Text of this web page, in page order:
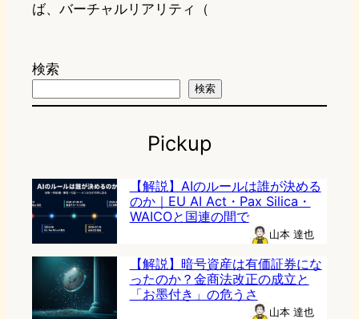
ば、バーチャルリアリティ（
検索
検索
Pickup
【解説】AIのルールは誰が決める
のか｜EU AI Act・Pax Silica・
WAICOと国連の間で
山本 達也
【解説】暗号資産は有価証券にな
ったのか？金商法改正の成立と
「お墨付き」の危うさ
山本 達也